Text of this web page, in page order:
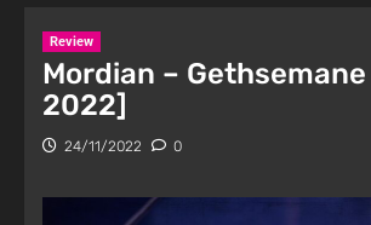
Review
Mordian –
2022]
24/11/2022 0